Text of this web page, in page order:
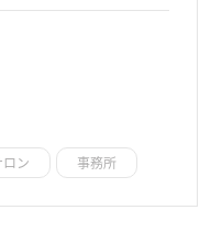
ン 事務所